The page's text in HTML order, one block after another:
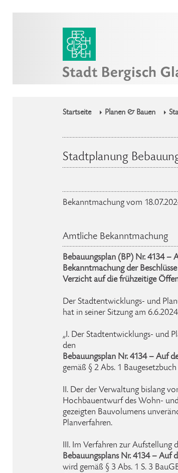
Startseite Planen & Bauen
Stadtplanung
Bekanntmachung vom
Amtliche Bekanntmachung
Bebauungsplan (BP) Nr. 4134 –
Bekanntmachung der
Verzicht auf die frühzeitige
Der Stadtentwicklungs- und
hat in seiner Sitzung am
„I. Der Stadtentwicklungs- und
den
Bebauungsplan Nr. 4134 – Auf
gemäß § 2 Abs. 1
II. Der der Verwaltung bislang
Hochbauentwurf des Wohn-
gezeigten Bauvolumens
Planverfahren.
III. Im Verfahren zur Aufstellung
Bebauungsplans Nr. 4134 – Auf
wird gemäß § 3 Abs. 1 S. 3